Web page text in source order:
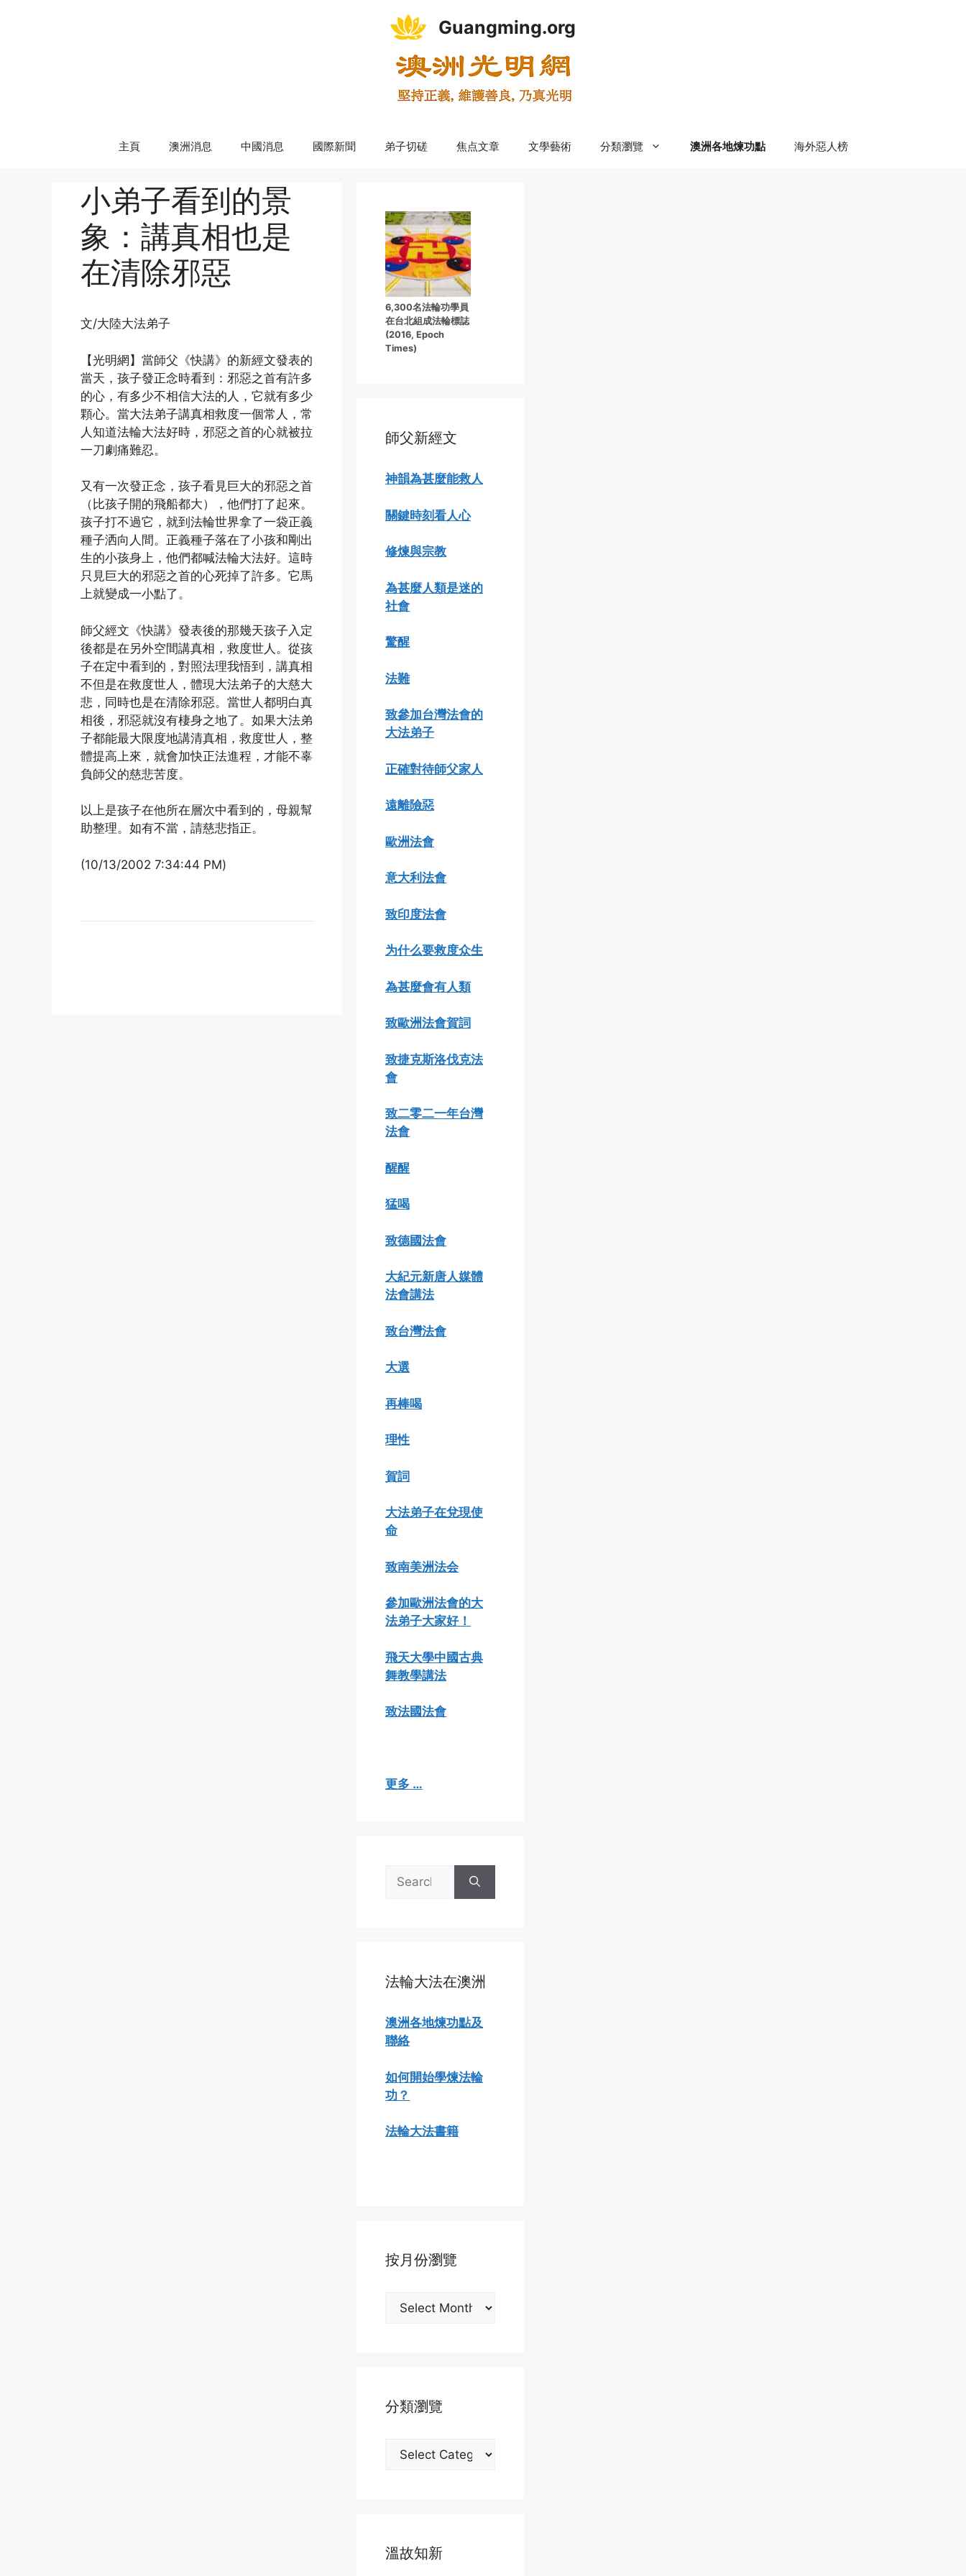
Guangming.org
主頁 澳洲消息 中國消息 國際新聞 弟子切磋 焦点文章 文學藝術 分類瀏覽 澳洲各地煉功點 海外惡人榜
小弟子看到的景
象：講真相也是
在清除邪惡
文/大陸大法弟子
【光明網】當師父《快講》的新經文發表的
當天，孩子發正念時看到：邪惡之首有許多
的心，有多少不相信大法的人，它就有多少
顆心。當大法弟子講真相救度一個常人，常
人知道法輪大法好時，邪惡之首的心就被拉
一刀劇痛難忍。
又有一次發正念，孩子看見巨大的邪惡之首
（比孩子開的飛船都大），他們打了起來。
孩子打不過它，就到法輪世界拿了一袋正義
種子洒向人間。正義種子落在了小孩和剛出
生的小孩身上，他們都喊法輪大法好。這時
只見巨大的邪惡之首的心死掉了許多。它馬
上就變成一小點了。
師父經文《快講》發表後的那幾天孩子入定
後都是在另外空間講真相，救度世人。從孩
子在定中看到的，對照法理我悟到，講真相
不但是在救度世人，體現大法弟子的大慈大
悲，同時也是在清除邪惡。當世人都明白真
相後，邪惡就沒有棲身之地了。如果大法弟
子都能最大限度地講清真相，救度世人，整
體提高上來，就會加快正法進程，才能不辜
負師父的慈悲苦度。
以上是孩子在他所在層次中看到的，母親幫
助整理。如有不當，請慈悲指正。
(10/13/2002 7:34:44 PM)
6,300名法輪功學員
在台北組成法輪標誌
(2016, Epoch
Times)
師父新經文
神韻為甚麼能救人
關鍵時刻看人心
修煉與宗教
為甚麼人類是迷的
社會
驚醒
法難
致參加台灣法會的
大法弟子
正確對待師父家人
遠離險惡
歐洲法會
意大利法會
致印度法會
为什么要救度众生
為甚麼會有人類
致歐洲法會賀詞
致捷克斯洛伐克法
會
致二零二一年台灣
法會
醒醒
猛喝
致德國法會
大紀元新唐人媒體
法會講法
致台灣法會
大選
再棒喝
理性
賀詞
大法弟子在兌現使
命
致南美洲法会
參加歐洲法會的大
法弟子大家好！
飛天大學中國古典
舞教學講法
致法國法會
更多 …
Search
for:
法輪大法在澳洲
澳洲各地煉功點及
聯絡
如何開始學煉法輪
功？
法輪大法書籍
按月份瀏覽
分類瀏覽
溫故知新